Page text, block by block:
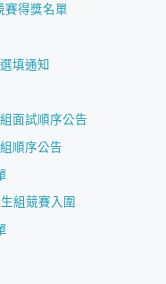
賽得獎名單
填通知
面試順序公告
順序公告
組競賽入圍